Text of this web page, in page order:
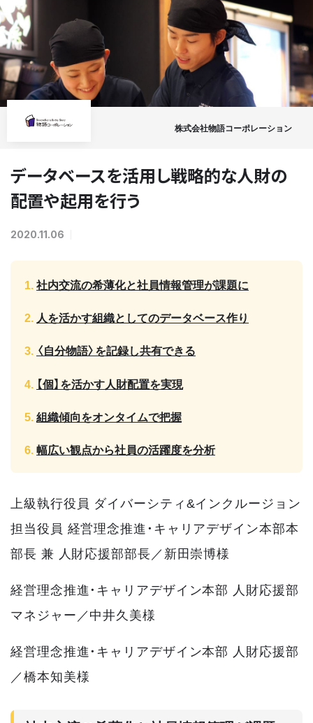
株式会社物語コーポレーション
データベースを活用し戦略的な人財の
配置や起用を行う
2020.11.06
社内交流の希薄化と社員情報管理が課題に
人を活かす組織としてのデータベース作り
〈自分物語〉を記録し共有できる
【個】を活かす人財配置を実現
組織傾向をオンタイムで把握
幅広い観点から社員の活躍度を分析
上級執行役員 ダイバーシティ&インクルージョン
担当役員 経営理念推進・キャリアデザイン本部本
部長 兼 人財応援部部長／新田崇博様
経営理念推進・キャリアデザイン本部 人財応援部
マネジャー／中井久美様
経営理念推進・キャリアデザイン本部 人財応援部
／橋本知美様